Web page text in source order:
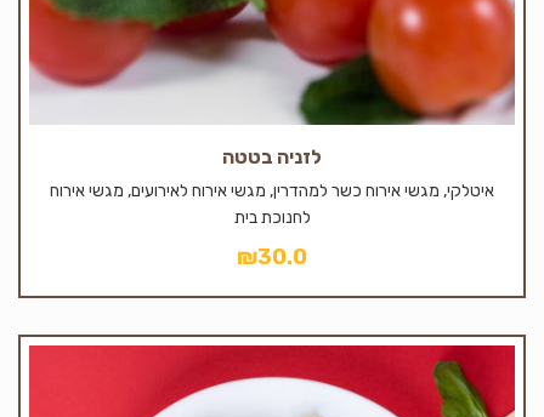
לזניה בטטה
איטלקי, מגשי אירוח כשר למהדרין, מגשי אירוח לאירועים, מגשי אירוח
לחנוכת בית
₪30.0